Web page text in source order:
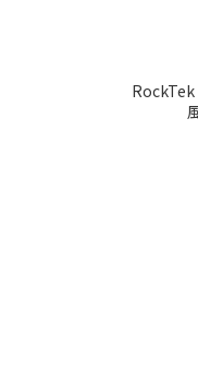
RockTek